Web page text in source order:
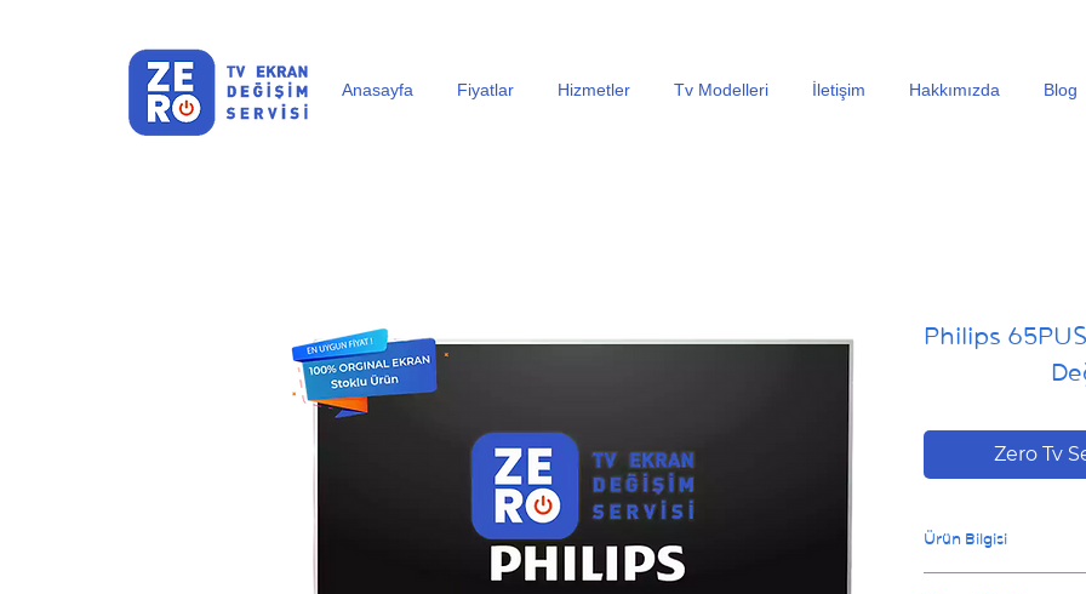
Anasayfa Fiyatlar Hizmetler Tv Modelleri İletişim Hakkımızda Blog
Philips
Zero Tv
Ürün Bilgisi